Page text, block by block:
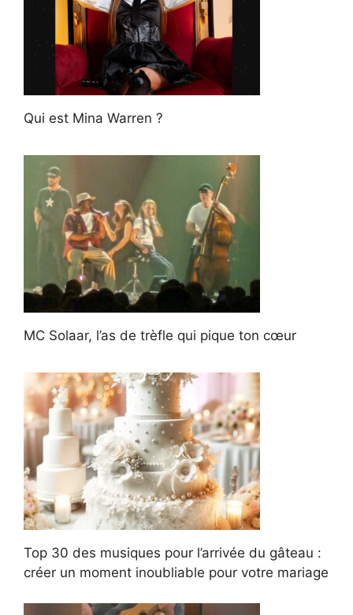
Qui est Mina Warren ?
MC Solaar, l’as de trèfle qui pique ton cœur
Top 30 des musiques pour l’arrivée du gâteau :
créer un moment inoubliable pour votre mariage